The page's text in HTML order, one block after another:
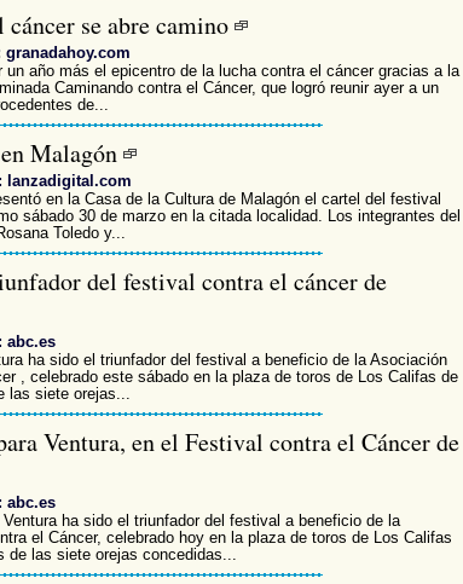
se abre camino
granadahoy.com
un año más el epicentro de la lucha contra el cáncer gracias a la
Caminando contra el Cáncer, que logró reunir ayer a un
de...
Malagón
lanzadigital.com
en la Casa de la Cultura de Malagón el cartel del festival
sábado 30 de marzo en la citada localidad. Los integrantes del
Toledo y...
del festival contra el cáncer de
abc.es
ha sido el triunfador del festival a beneficio de la Asociación
, celebrado este sábado en la plaza de toros de Los Califas de
las siete orejas...
Ventura, en el Festival contra el Cáncer de
abc.es
ha sido el triunfador del festival a beneficio de la
el Cáncer, celebrado hoy en la plaza de toros de Los Califas
de las siete orejas concedidas...